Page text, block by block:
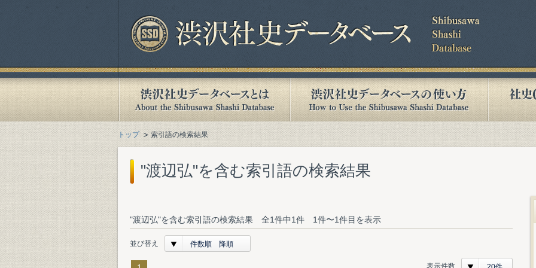
トップ 索引語の検索結果
"渡辺弘"を含む索引語の検索結果
"渡辺弘"を含む索引語の検索結果 全1件中1件 1件〜1件目を表示
並び替え 件数順 降順
表示件数